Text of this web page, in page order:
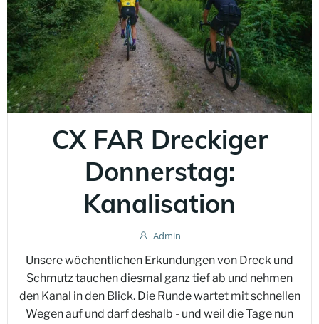
CX FAR Dreckiger
Donnerstag:
Kanalisation
Admin
Unsere wöchentlichen Erkundungen von Dreck und
Schmutz tauchen diesmal ganz tief ab und nehmen
den Kanal in den Blick. Die Runde wartet mit schnellen
Wegen auf und darf deshalb - und weil die Tage nun